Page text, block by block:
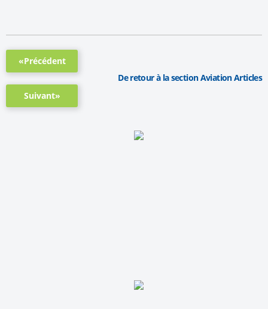
«Précédent
Suivant»
De retour à la section Aviation Articles